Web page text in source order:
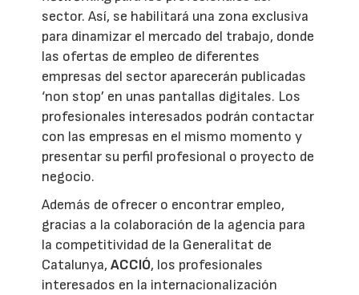
sector. Así, se habilitará una zona exclusiva
para dinamizar el mercado del trabajo, donde
las ofertas de empleo de diferentes
empresas del sector aparecerán publicadas
‘non stop’ en unas pantallas digitales. Los
profesionales interesados podrán contactar
con las empresas en el mismo momento y
presentar su perfil profesional o proyecto de
negocio.
Además de ofrecer o encontrar empleo,
gracias a la colaboración de la agencia para
la competitividad de la Generalitat de
Catalunya,ACCIÓ, los profesionales
interesados en la internacionalización